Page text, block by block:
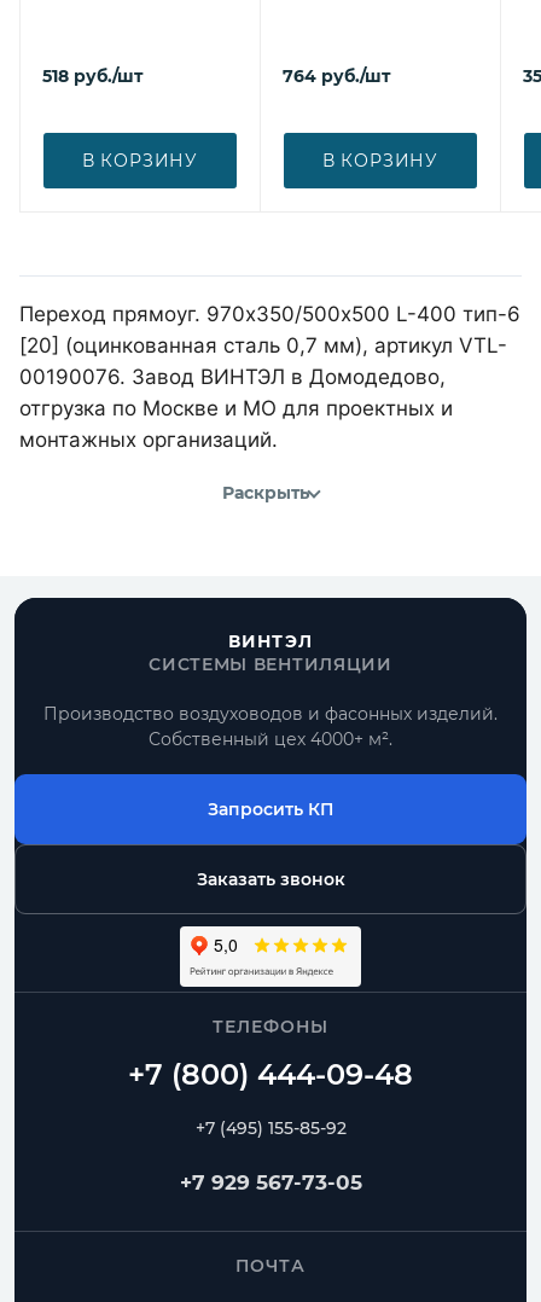
518 руб./шт
В КОРЗИНУ
764 руб./шт
В КОРЗИНУ
Переход прямоуг. 970х350/500х500 L-400 тип-6
[20] (оцинкованная сталь 0,7 мм), артикул VTL-
00190076. Завод ВИНТЭЛ в Домодедово,
отгрузка по Москве и МО для проектных и
монтажных организаций.
Раскрыть
ВИНТЭЛ
СИСТЕМЫ ВЕНТИЛЯЦИИ
Производство воздуховодов и фасонных изделий.
Собственный цех 4000+ м².
Запросить КП
Заказать звонок
ТЕЛЕФОНЫ
+7 (495) 155-85-92
+7 929 567-73-05
ПОЧТА